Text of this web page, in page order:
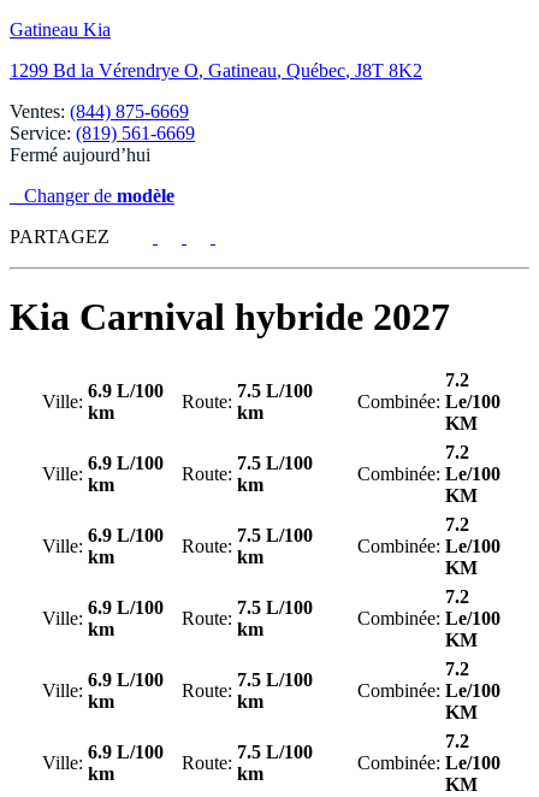
Gatineau Kia
1299 Bd la Vérendrye O, Gatineau, Québec, J8T 8K2
Ventes: (844) 875-6669
Service: (819) 561-6669
Fermé aujourd’hui
Changer de modèle
PARTAGEZ
Kia Carnival hybride 2027
Ville:
6.9 L/100
km
Route:
7.5 L/100
km
Combinée:
7.2
Le/100
KM
Ville:
6.9 L/100
km
Route:
7.5 L/100
km
Combinée:
7.2
Le/100
KM
Ville:
6.9 L/100
km
Route:
7.5 L/100
km
Combinée:
7.2
Le/100
KM
Ville:
6.9 L/100
km
Route:
7.5 L/100
km
Combinée:
7.2
Le/100
KM
Ville:
6.9 L/100
km
Route:
7.5 L/100
km
Combinée:
7.2
Le/100
KM
Ville:
6.9 L/100
km
Route:
7.5 L/100
km
Combinée:
7.2
Le/100
KM